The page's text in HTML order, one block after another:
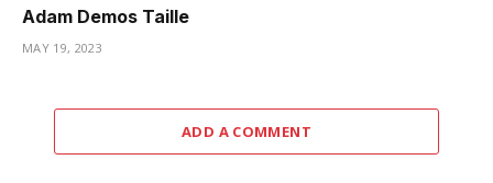
Adam Demos Taille
MAY 19, 2023
ADD A COMMENT